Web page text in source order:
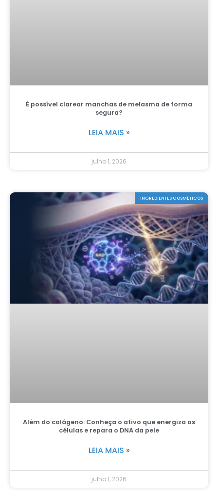
É possível clarear manchas de melasma de forma
segura?
LEIA MAIS »
julho 1, 2026
INGREDIENTES COSMÉTICOS
Além do colágeno: Conheça o ativo que energiza as
células e repara o DNA da pele
LEIA MAIS »
julho 1, 2026